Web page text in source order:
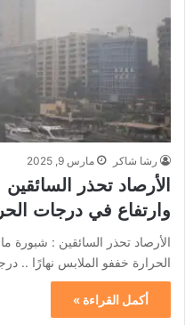
رشا شاكر مارس 9, 2025
الأرصاد تحذر
وارتفاع في درجات
الأرصاد تحذر السائقين : شبورة
الحرارة خففو الملابس نهارًا ..
أكمل القراءة »